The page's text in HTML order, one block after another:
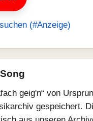
(#Anzeige)
geig'n“ von
gespeichert.